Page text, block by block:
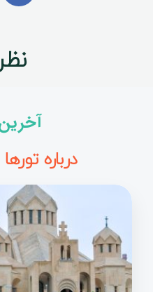
درباره